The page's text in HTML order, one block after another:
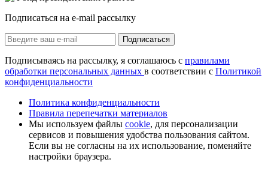
Подписаться на e-mail рассылку
Подписаться
Подписываясь на рассылку, я соглашаюсь с правилами
обработки персональных данных в соответствии с Политикой
конфиденциальности
Политика конфиденциальности
Правила перепечатки материалов
Мы используем файлы cookie, для персонализации
сервисов и повышения удобства пользования сайтом.
Если вы не согласны на их использование, поменяйте
настройки браузера.